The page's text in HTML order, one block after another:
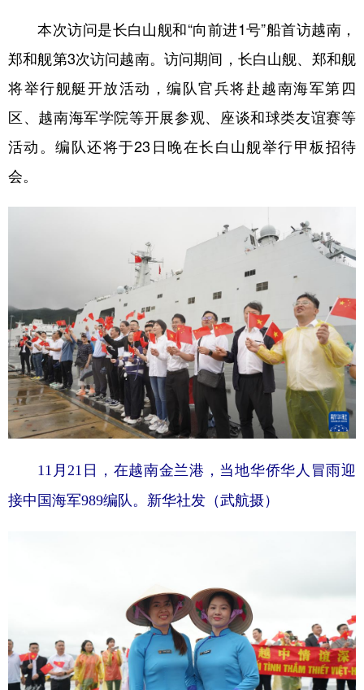
本次访问是长白山舰和“向前进1号”船首访越南，
郑和舰第3次访问越南。访问期间，长白山舰、郑和舰
将举行舰艇开放活动，编队官兵将赴越南海军第四
区、越南海军学院等开展参观、座谈和球类友谊赛等
活动。编队还将于23日晚在长白山舰举行甲板招待
会。
11月21日，在越南金兰港，当地华侨华人冒雨迎
接中国海军989编队。新华社发（武航摄）